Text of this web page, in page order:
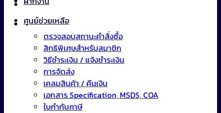
ศูนย์ช่วยเหลือ
ตรวจสอบสถานะคำสั่งซื้อ
สิทธิพิเศษสำหรับสมาชิก
วิธีชำระเงิน / แจ้งชำระเงิน
การจัดส่ง
เคลมสินค้า / คืนเงิน
เอกสาร Specification, MSDS, COA
ใบกำกับภาษี